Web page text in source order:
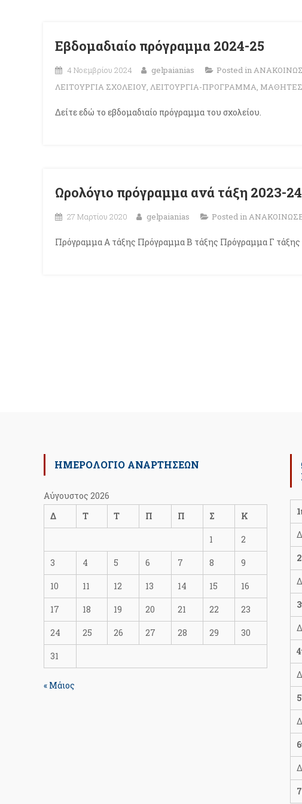
Εβδομαδιαίο πρόγραμμα 2024-25
4 Νοεμβρίου 2024 gelpaianias Posted in
ΛΕΙΤΟΥΡΓΙΑ ΣΧΟΛΕΙΟΥ, ΛΕΙΤΟΥΡΓΙΑ-ΠΡΟΓΡΑΜΜΑ, ΜΑΘΗΤΕΣ
Δείτε εδώ το εβδομαδιαίο πρόγραμμα του σχολείου.
Ωρολόγιο πρόγραμμα ανά τάξη 2023-24
27 Μαρτίου 2020 gelpaianias Posted in
Πρόγραμμα Α τάξης Πρόγραμμα Β τάξης Πρόγραμμα Γ τάξης
ΗΜΕΡΟΛΟΓΙΟ ΑΝΑΡΤΗΣΕΩΝ
Αύγουστος 2026
Δ
Τ Τ Π Π Σ Κ
1 2
3 4 5 6 7 8 9
10 11 12 13 14 15 16
17 18 19 20 21 22 23
24 25 26 27 28 29 30
31
« Μάιος